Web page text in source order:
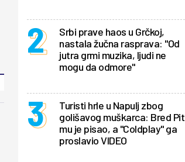
Srbi prave haos u Grčkoj,
nastala žučna rasprava: "Od
jutra grmi muzika, ljudi ne
mogu da odmore"
Turisti hrle u Napulj zbog
golišavog muškarca: Bred Pit
mu je pisao, a "Coldplay" ga
proslavio VIDEO